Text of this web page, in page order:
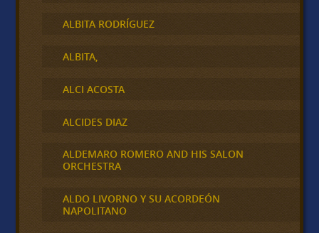
ALBITA RODRÍGUEZ
ALBITA,
ALCI ACOSTA
ALCIDES DIAZ
ALDEMARO ROMERO AND HIS SALON
ORCHESTRA
ALDO LIVORNO Y SU ACORDEÓN
NAPOLITANO